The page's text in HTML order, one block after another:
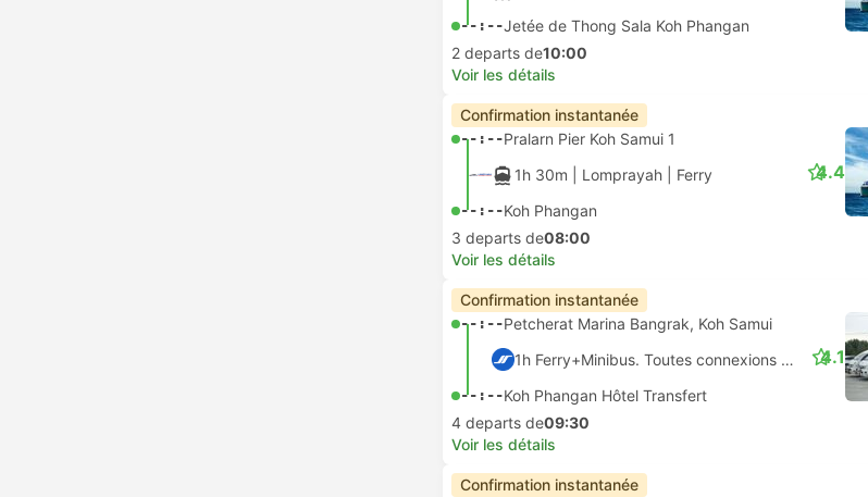
--:--Jetée de Thong Sala Koh Phangan
2 departs de10:00
Voir les détails
Confirmation instantanée
--:--Pralarn Pier Koh Samui 1
1h 30m | Lomprayah Ferry
--:--Koh Phangan
4.4
3 departs de08:00
Voir les détails
Confirmation instantanée
--:--Petcherat Marina Bangrak, Koh Samui
1h Ferry+Minibus. Toutes connexions garanties
--:--Koh Phangan Hôtel Transfert
4.1
4 departs de09:30
Voir les détails
Confirmation instantanée